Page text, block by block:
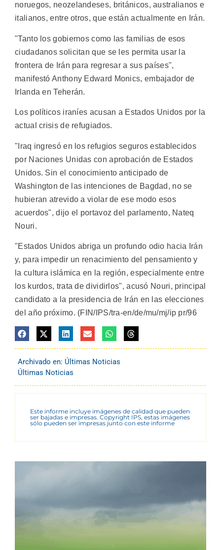
noruegos, neozelandeses, británicos, australianos e
italianos, entre otros, que están actualmente en Irán.
"Tanto los gobiernos como las familias de esos
ciudadanos solicitan que se les permita usar la
frontera de Irán para regresar a sus países",
manifestó Anthony Edward Monics, embajador de
Irlanda en Teherán.
Los políticos iraníes acusan a Estados Unidos por la
actual crisis de refugiados.
"Iraq ingresó en los refugios seguros establecidos
por Naciones Unidas con aprobación de Estados
Unidos. Sin el conocimiento anticipado de
Washington de las intenciones de Bagdad, no se
hubieran atrevido a violar de ese modo esos
acuerdos", dijo el portavoz del parlamento, Nateq
Nouri.
"Estados Unidos abriga un profundo odio hacia Irán
y, para impedir un renacimiento del pensamiento y
la cultura islámica en la región, especialmente entre
los kurdos, trata de dividirlos", acusó Nouri, principal
candidato a la presidencia de Irán en las elecciones
del año próximo. (FIN/IPS/tra-en/de/mu/mj/ip pr/96
Archivado en: Últimas Noticias
Últimas Noticias
Este informe incluye imágenes de calidad que pueden
ser bajadas e impresas. Copyright IPS, estas imágenes
sólo pueden ser impresas junto con este informe